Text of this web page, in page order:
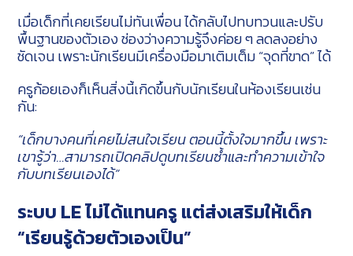
เมื่อเด็กที่เคยเรียนไม่ทันเพื่อน ได้กลับไปทบทวนและปรับ
พื้นฐานของตัวเอง ช่องว่างความรู้จึงค่อย ๆ ลดลงอย่าง
ชัดเจน เพราะนักเรียนมีเครื่องมือมาเติมเต็ม “จุดที่ขาด” ได้
ครูก้อยเองก็เห็นสิ่งนี้เกิดขึ้นกับนักเรียนในห้องเรียนเช่น
กัน:
“เด็กบางคนที่เคยไม่สนใจเรียน ตอนนี้ตั้งใจมากขึ้น เพราะ
เขารู้ว่า…สามารถเปิดคลิปดูบทเรียนซ้ำและทำความเข้าใจ
กับบทเรียนเองได้”
ระบบ LE ไม่ได้แทนครู แต่ส่งเสริมให้เด็ก
“เรียนรู้ด้วยตัวเองเป็น”